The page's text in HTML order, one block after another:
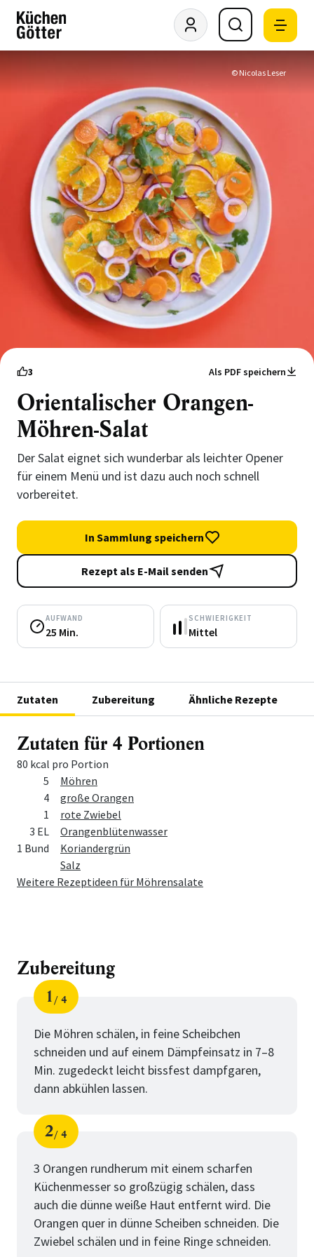
© Nicolas Leser
3 Als PDF speichern
Orientalischer Orangen-
Möhren-Salat
Der Salat eignet sich wunderbar als leichter Opener
für einem Menü und ist dazu auch noch schnell
vorbereitet.
In Sammlung speichern
Rezept als E-Mail senden
AUFWAND
25 Min.
SCHWIERIGKEIT
Mittel
Zutaten Zubereitung Ähnliche Rezepte
Zutaten für 4 Portionen
80 kcal pro Portion
Menge Zutat
5
Möhren
4
große Orangen
1
rote Zwiebel
3 EL
Orangenblütenwasser
1 Bund
Koriandergrün
Salz
Weitere Rezeptideen für Möhrensalate
Zubereitung
Schritt
1
von
4
Die Möhren schälen, in feine Scheibchen
schneiden und auf einem Dämpfeinsatz in 7–8
Min. zugedeckt leicht bissfest dampfgaren,
dann abkühlen lassen.
Schritt
2
von
4
3 Orangen rundherum mit einem scharfen
Küchenmesser so großzügig schälen, dass
auch die dünne weiße Haut entfernt wird. Die
Orangen quer in dünne Scheiben schneiden. Die
Zwiebel schälen und in feine Ringe schneiden.